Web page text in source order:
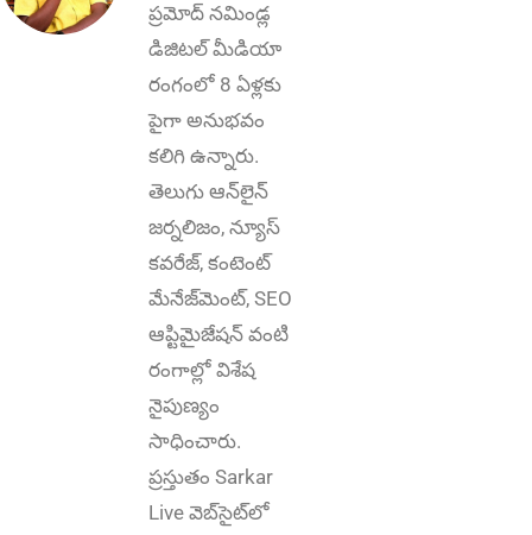
ప్ర‌మోద్ న‌మిండ్ల‌
డిజిట‌ల్ మీడియా
రంగంలో 8 ఏళ్లకు
పైగా అనుభ‌వం
కలిగి ఉన్నారు.
తెలుగు ఆన్‌లైన్‌
జర్నలిజం, న్యూస్
కవరేజ్‌, కంటెంట్
మేనేజ్‌మెంట్‌, SEO
ఆప్టిమైజేషన్‌ వంటి
రంగాల్లో విశేష
నైపుణ్యం
సాధించారు.
ప్రస్తుతం Sarkar
Live వెబ్‌సైట్‌లో